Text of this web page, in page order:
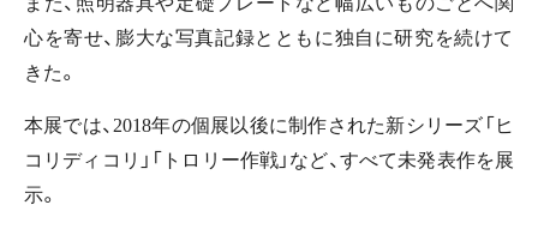
心を寄せ、 膨大な写真記録とともに独自に研究を続けて
きた。
本展では、2018年の個展以後に制作された新シリーズ「ヒ
コリディコリ」「トロリー作戦」など、すべて未発表作を展
示。